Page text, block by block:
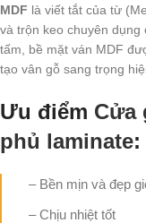
MDF là viết tắt của từ
và trộn keo chuyên
tấm, bề mặt ván MDF
tạo vân gỗ sang trọng
Ưu điểm Cửa
phủ laminate:
– Bền mịn và đẹp
– Chịu nhiệt tốt